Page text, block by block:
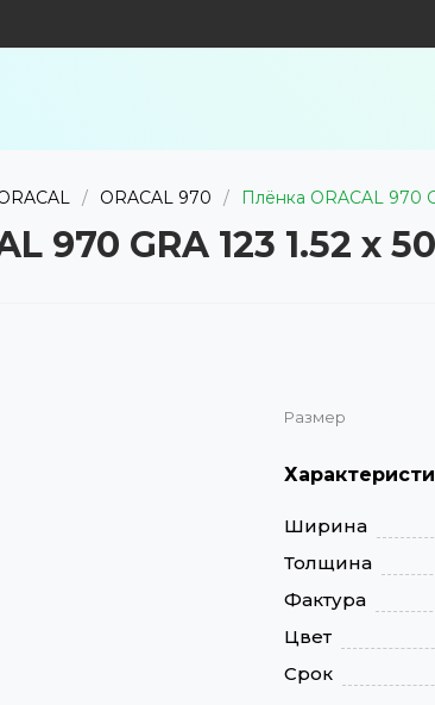
/ ORACAL 970 / Плёнка ORACAL 970
970 GRA 123 1.52 x
Размер
Ширина
Толщина
Фактура
Цвет
Срок